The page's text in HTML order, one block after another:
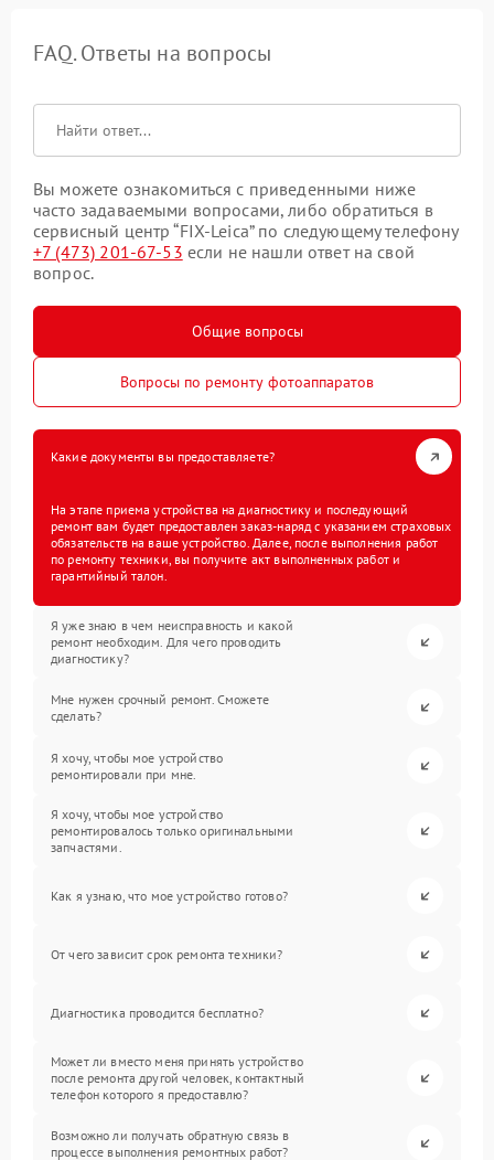
FAQ. Ответы на вопросы
Вы можете ознакомиться с приведенными ниже
часто задаваемыми вопросами, либо обратиться в
сервисный центр “FIX-Leica” по следующему телефону
+7 (473) 201-67-53 если не нашли ответ на свой
вопрос.
Общие вопросы
Вопросы по ремонту фотоаппаратов
Какие документы вы предоставляете?
На этапе приема устройства на диагностику и последующий
ремонт вам будет предоставлен заказ-наряд с указанием страховых
обязательств на ваше устройство. Далее, после выполнения работ
по ремонту техники, вы получите акт выполненных работ и
гарантийный талон.
Я уже знаю в чем неисправность и какой
ремонт необходим. Для чего проводить
диагностику?
Мне нужен срочный ремонт. Сможете
сделать?
Я хочу, чтобы мое устройство
ремонтировали при мне.
Я хочу, чтобы мое устройство
ремонтировалось только оригинальными
запчастями.
Как я узнаю, что мое устройство готово?
От чего зависит срок ремонта техники?
Диагностика проводится бесплатно?
Может ли вместо меня принять устройство
после ремонта другой человек, контактный
телефон которого я предоставлю?
Возможно ли получать обратную связь в
процессе выполнения ремонтных работ?